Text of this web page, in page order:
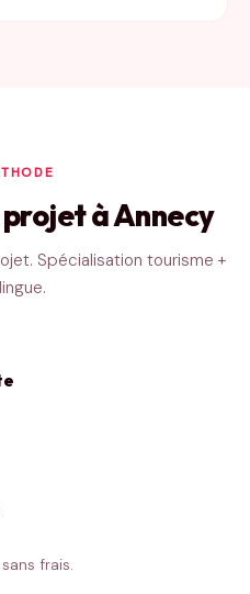
à Annecy
Spécialisation tourisme +
frais.